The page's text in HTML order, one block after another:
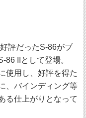
評だったS-86がブ
86 IIとして登場。
使用し、好評を得た
、バインディング等
る仕上がりとなって